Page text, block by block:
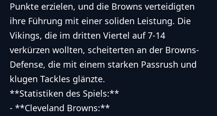
Punkte erzielen, und die Browns verteidigten
ihre Führung mit einer soliden Leistung. Die
Vikings, die im dritten Viertel auf 7-14
verkürzen wollten, scheiterten an der Browns-
Defense, die mit einem starken Passrush und
klugen Tackles glänzte.
**Statistiken des Spiels:**
- **Cleveland Browns:**